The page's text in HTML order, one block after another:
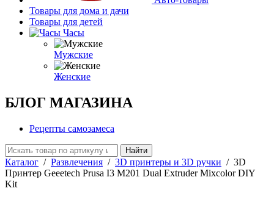
Товары для дома и дачи
Товары для детей
Часы
Мужские
Женские
БЛОГ МАГАЗИНА
Рецепты самозамеса
Найти
Каталог / Развлечения / 3D принтеры и 3D ручки / 3D
Принтер Geeetech Prusa I3 M201 Dual Extruder Mixcolor DIY
Kit